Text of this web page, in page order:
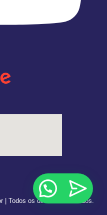
| Todos os direitos reservados.